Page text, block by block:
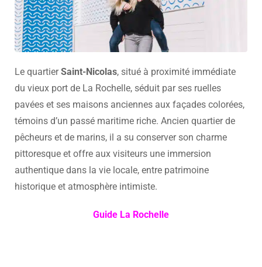
Le quartierSaint-Nicolas, situé à proximité immédiate
du vieux port de La Rochelle, séduit par ses ruelles
pavées et ses maisons anciennes aux façades colorées,
témoins d’un passé maritime riche. Ancien quartier de
pêcheurs et de marins, il a su conserver son charme
pittoresque et offre aux visiteurs une immersion
authentique dans la vie locale, entre patrimoine
historique et atmosphère intimiste.
Guide La Rochelle